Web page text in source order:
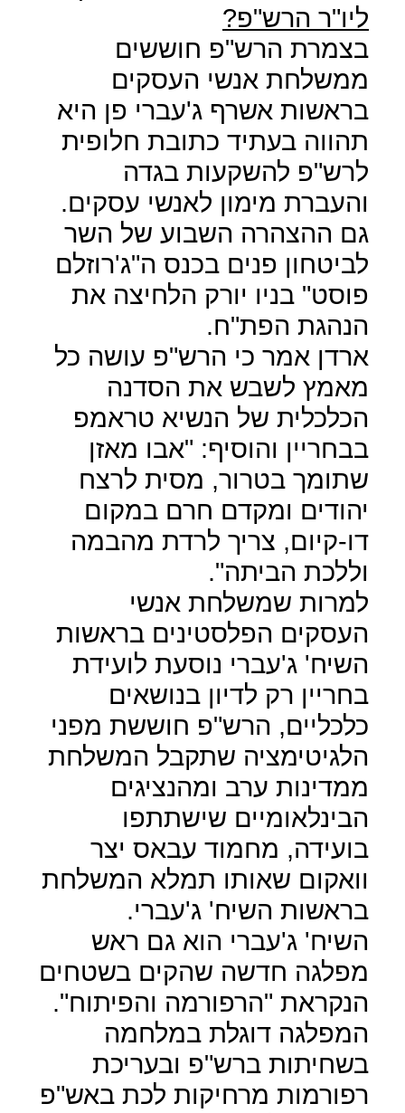
ליו"ר הרש"פ?
בצמרת הרש"פ חוששים
ממשלחת אנשי העסקים
בראשות אשרף ג'עברי פן היא
תהווה בעתיד כתובת חלופית
לרש"פ להשקעות בגדה
והעברת מימון לאנשי עסקים.
גם ההצהרה השבוע של השר
לביטחון פנים בכנס ה"ג'רוזלם
פוסט" בניו יורק הלחיצה את
הנהגת הפת"ח.
ארדן אמר כי הרש"פ עושה כל
מאמץ לשבש את הסדנה
הכלכלית של הנשיא טראמפ
בבחריין והוסיף: "אבו מאזן
שתומך בטרור, מסית לרצח
יהודים ומקדם חרם במקום
דו-קיום, צריך לרדת מהבמה
וללכת הביתה".
למרות שמשלחת אנשי
העסקים הפלסטינים בראשות
השיח' ג'עברי נוסעת לועידת
בחריין רק לדיון בנושאים
כלכליים, הרש"פ חוששת מפני
הלגיטימציה שתקבל המשלחת
ממדינות ערב ומהנציגים
הבינלאומיים שישתתפו
בועידה, מחמוד עבאס יצר
וואקום שאותו תמלא המשלחת
בראשות השיח' ג'עברי.
השיח' ג'עברי הוא גם ראש
מפלגה חדשה שהקים בשטחים
הנקראת "הרפורמה והפיתוח".
המפלגה דוגלת במלחמה
בשחיתות ברש"פ ובעריכת
רפורמות מרחיקות לכת באש"פ